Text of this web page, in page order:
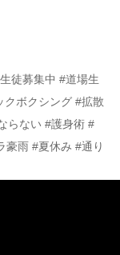
徒募集中 #道場生
ボクシング #拡散
らない #護身術 #
豪雨 #夏休み #通り